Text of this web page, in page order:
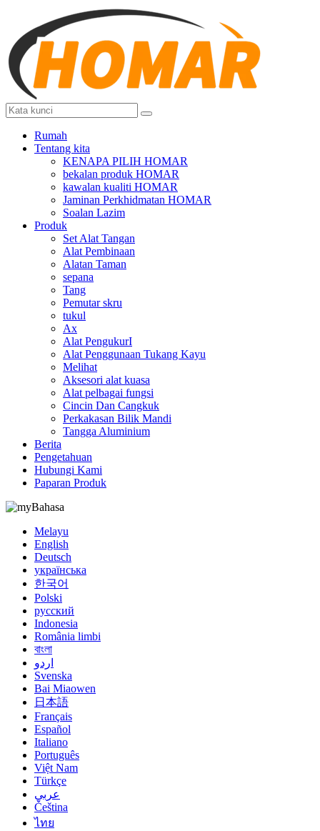
Rumah
Tentang kita
KENAPA PILIH HOMAR
bekalan produk HOMAR
kawalan kualiti HOMAR
Jaminan Perkhidmatan HOMAR
Soalan Lazim
Produk
Set Alat Tangan
Alat Pembinaan
Alatan Taman
sepana
Tang
Pemutar skru
tukul
Ax
Alat PengukurI
Alat Penggunaan Tukang Kayu
Melihat
Aksesori alat kuasa
Alat pelbagai fungsi
Cincin Dan Cangkuk
Perkakasan Bilik Mandi
Tangga Aluminium
Berita
Pengetahuan
Hubungi Kami
Paparan Produk
Bahasa
Melayu
English
Deutsch
українська
한국어
Polski
русский
Indonesia
România limbi
বাংলা
اردو
Svenska
Bai Miaowen
日本語
Français
Español
Italiano
Português
Việt Nam
Türkçe
عربي
Čeština
ไทย